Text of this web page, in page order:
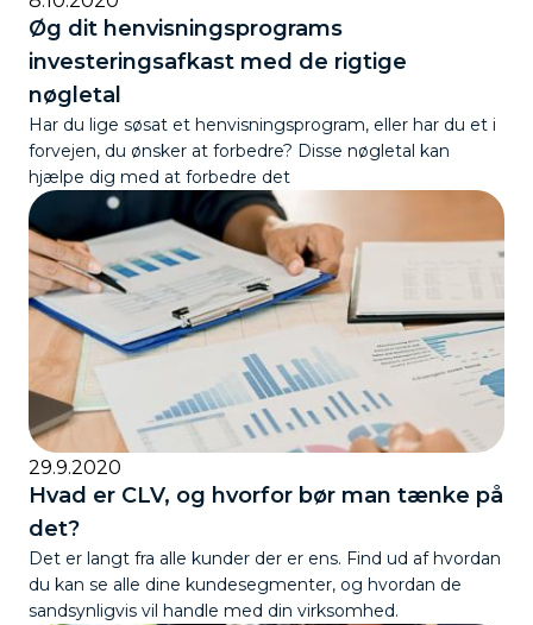
Øg dit henvisningsprograms
investeringsafkast med de rigtige
nøgletal
Har du lige søsat et henvisningsprogram, eller har du et i
forvejen, du ønsker at forbedre? Disse nøgletal kan
hjælpe dig med at forbedre det
29.9.2020
Hvad er CLV, og hvorfor bør man tænke på
det?
Det er langt fra alle kunder der er ens. Find ud af hvordan
du kan se alle dine kundesegmenter, og hvordan de
sandsynligvis vil handle med din virksomhed.